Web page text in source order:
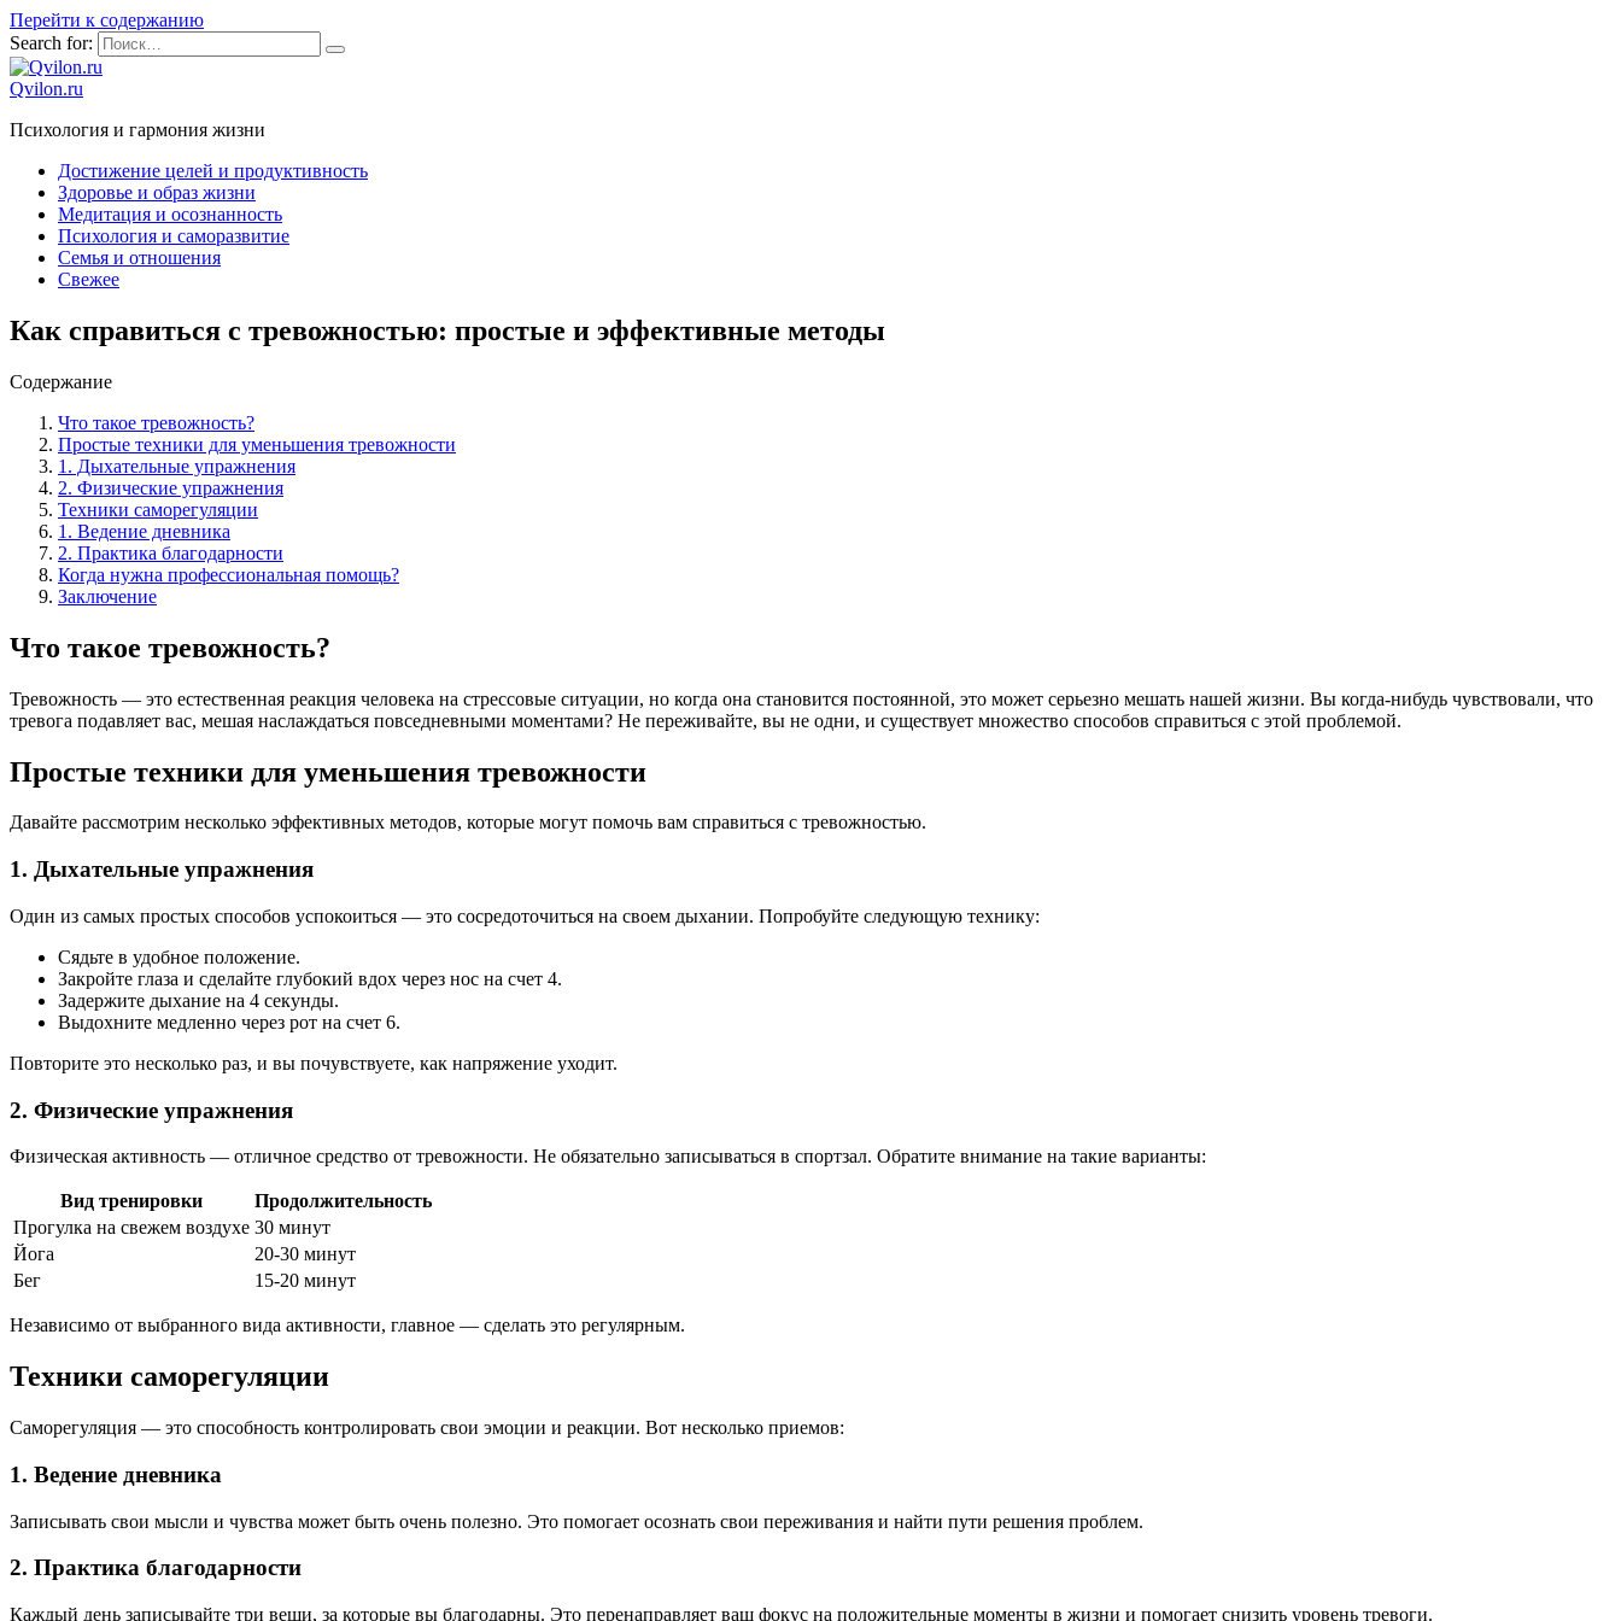
Перейти к содержанию
Search for:
Qvilon.ru
Психология и гармония жизни
Достижение целей и продуктивность
Здоровье и образ жизни
Медитация и осознанность
Психология и саморазвитие
Семья и отношения
Свежее
Как справиться с тревожностью: простые и эффективные методы
Содержание
Что такое тревожность?
Простые техники для уменьшения тревожности
1. Дыхательные упражнения
2. Физические упражнения
Техники саморегуляции
1. Ведение дневника
2. Практика благодарности
Когда нужна профессиональная помощь?
Заключение
Что такое тревожность?
Тревожность — это естественная реакция человека на стрессовые ситуации, но когда она становится постоянной, это может серьезно мешать нашей жизни. Вы когда-нибудь чувствовали, что
тревога подавляет вас, мешая наслаждаться повседневными моментами? Не переживайте, вы не одни, и существует множество способов справиться с этой проблемой.
Простые техники для уменьшения тревожности
Давайте рассмотрим несколько эффективных методов, которые могут помочь вам справиться с тревожностью.
1. Дыхательные упражнения
Один из самых простых способов успокоиться — это сосредоточиться на своем дыхании. Попробуйте следующую технику:
Сядьте в удобное положение.
Закройте глаза и сделайте глубокий вдох через нос на счет 4.
Задержите дыхание на 4 секунды.
Выдохните медленно через рот на счет 6.
Повторите это несколько раз, и вы почувствуете, как напряжение уходит.
2. Физические упражнения
Физическая активность — отличное средство от тревожности. Не обязательно записываться в спортзал. Обратите внимание на такие варианты:
Вид тренировки
Продолжительность
Прогулка на свежем воздухе 30 минут
Йога
20-30 минут
Бег
15-20 минут
Независимо от выбранного вида активности, главное — сделать это регулярным.
Техники саморегуляции
Саморегуляция — это способность контролировать свои эмоции и реакции. Вот несколько приемов:
1. Ведение дневника
Записывать свои мысли и чувства может быть очень полезно. Это помогает осознать свои переживания и найти пути решения проблем.
2. Практика благодарности
Каждый день записывайте три вещи, за которые вы благодарны. Это перенаправляет ваш фокус на положительные моменты в жизни и помогает снизить уровень тревоги.